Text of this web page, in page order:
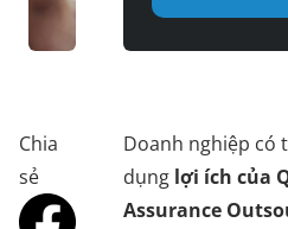
Chia
sẻ
Doanh nghiệp có
dụng lợi ích của
Assurance